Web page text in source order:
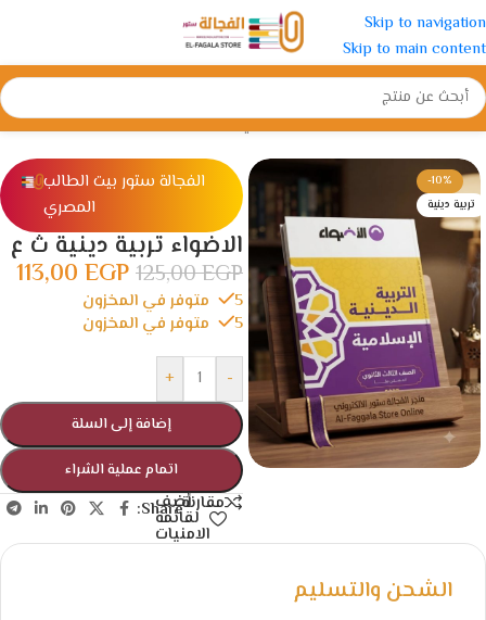
Skip to navigation
Skip to main content
الرئيسية/الثانوية/الصف الثالث الثانوي
-10%
تربية دينية
الفجالة ستور بيت الطالب
المصري
الاضواء تربية دينية ث ع
125,00EGP
113,00 EGP
5 متوفر في المخزون
5 متوفر في المخزون
-
+
إضافة إلى السلة
اتمام عملية الشراء
مقارنةأضف
لقائمة
الامنيات
Share:
الشحن والتسليم